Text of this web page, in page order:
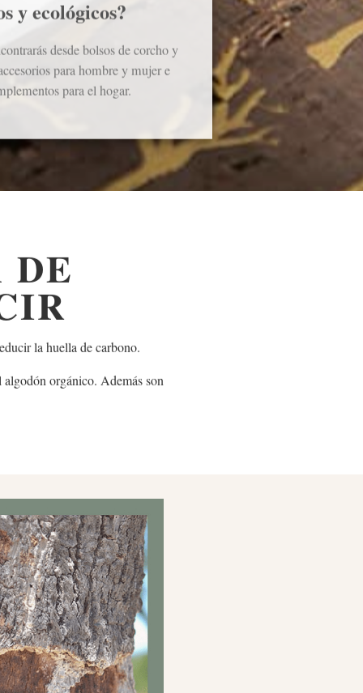
y ecológicos?
desde bolsos de corcho y
para hombre y mujer e
para el hogar.
DE
la huella de carbono.
orgánico. Además son